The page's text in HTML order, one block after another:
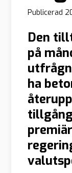
Publicerad
Den
på
ha